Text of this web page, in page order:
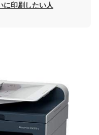
に印刷したい人